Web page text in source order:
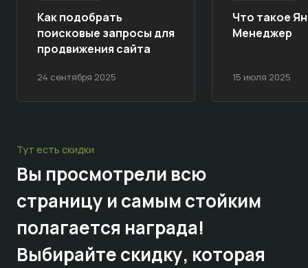
24 сентября 2025
Как подобрать
поисковые запросы для
продвижения сайта
15 июля 2025
Что такое
Менеджер
Тут есть скидки
Вы просмотрели всю
страницу и самым стойким
полагается награда!
Выбирайтескидку, которая